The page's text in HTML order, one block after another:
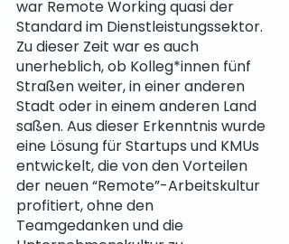
war Remote Working quasi der
Standard im Dienstleistungssektor.
Zu dieser Zeit war es auch
unerheblich, ob Kolleg*innen fünf
Straßen weiter, in einer anderen
Stadt oder in einem anderen Land
saßen. Aus dieser Erkenntnis wurde
eine Lösung für Startups und KMUs
entwickelt, die von den Vorteilen
der neuen “Remote”-Arbeitskultur
profitiert, ohne den
Teamgedanken und die